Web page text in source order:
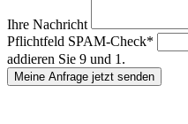
Ihre Nachricht
Pflichtfeld SPAM-Check*
addieren Sie 9 und 1.
Meine Anfrage jetzt senden